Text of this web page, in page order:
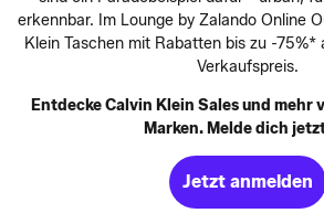
erkennbar. Im Lounge by Zalando Online
Klein Taschen mit Rabatten bis zu -75%*
Verkaufspreis.
Entdecke Calvin Klein Sales und mehr
Marken. Melde dich
Jetzt anmelden